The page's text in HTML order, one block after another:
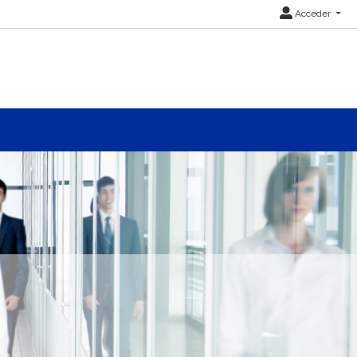
Acceder